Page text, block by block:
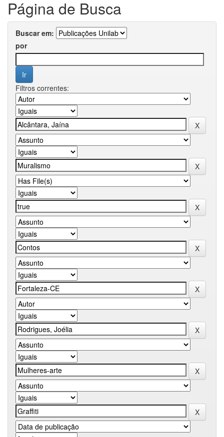
Página de Busca
Buscar em:
por
Filtros correntes: